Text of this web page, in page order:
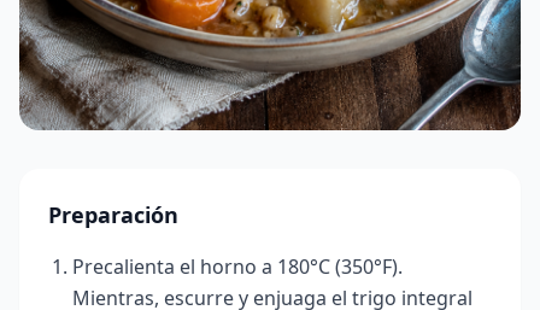
Preparación
Precalienta el horno a 180°C (350°F).
Mientras, escurre y enjuaga el trigo integral